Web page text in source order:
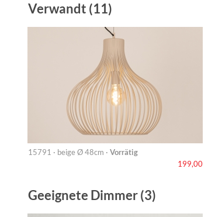
Verwandt (11)
15791 · beige Ø 48cm · Vorrätig
199,00
Geeignete Dimmer (3)